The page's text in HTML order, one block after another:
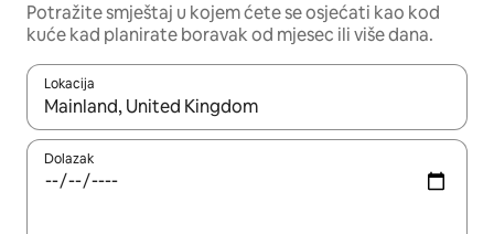
Potražite smještaj u kojem ćete se osjećati kao kod
kuće kad planirate boravak od mjesec ili više dana.
Lokacija
Kada budu dostupni rezultati, moći ćete ih pregledati
Dolazak